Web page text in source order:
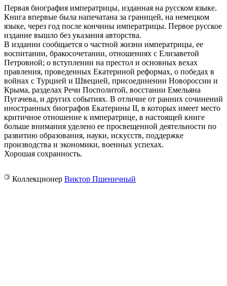
Первая биография императрицы, изданная на русском языке.
Книга впервые была напечатана за границей, на немецком
языке, через год после кончины императрицы. Первое русское
издание вышло без указания авторства.
В издании сообщается о частной жизни императрицы, ее
воспитании, бракосочетании, отношениях с Елизаветой
Петровной; о вступлении на престол и основных вехах
правления, проведенных Екатериной реформах, о победах в
войнах с Турцией и Швецией, присоединении Новороссии и
Крыма, разделах Речи Посполитой, восстании Емельяна
Пугачева, и других событиях. В отличие от ранних сочинений
иностранных биографов Екатерины II, в которых имеет место
критичное отношение к императрице, в настоящей книге
больше внимания уделено ее просвещенной деятельности по
развитию образования, науки, искусств, поддержке
производства и экономики, военных успехах.
Хорошая сохранность.
© Коллекционер Виктор Пшеничный